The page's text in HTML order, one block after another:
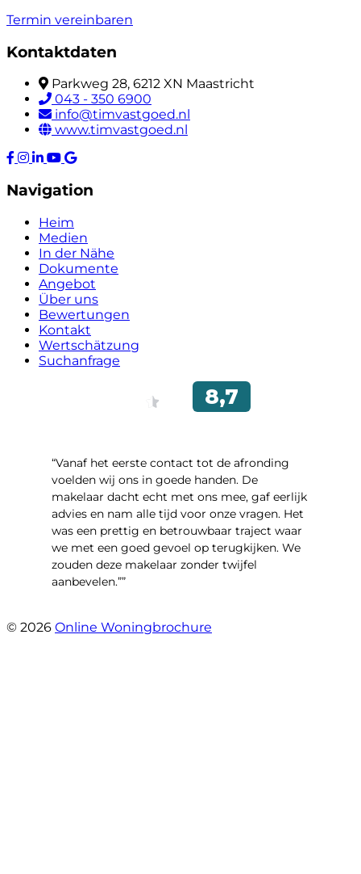
Termin vereinbaren
Kontaktdaten
Parkweg 28, 6212 XN Maastricht
043 - 350 6900
info@timvastgoed.nl
www.timvastgoed.nl
Navigation
Heim
Medien
In der Nähe
Dokumente
Angebot
Über uns
Bewertungen
Kontakt
Wertschätzung
Suchanfrage
“Vanaf het eerste contact tot de afronding
voelden wij ons in goede handen. De
makelaar dacht echt met ons mee, gaf eerlijk
advies en nam alle tijd voor onze vragen. Het
was een prettig en betrouwbaar traject waar
we met een goed gevoel op terugkijken. We
zouden deze makelaar zonder twijfel
aanbevelen.””
© 2026 Online Woningbrochure